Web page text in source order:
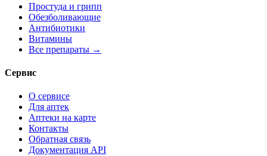
Простуда и грипп
Обезболивающие
Антибиотики
Витамины
Все препараты →
Сервис
О сервисе
Для аптек
Аптеки на карте
Контакты
Обратная связь
Документация API